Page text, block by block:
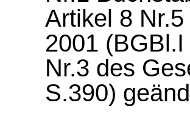
Artikel 8
2001
Nr.3 des
S.390)